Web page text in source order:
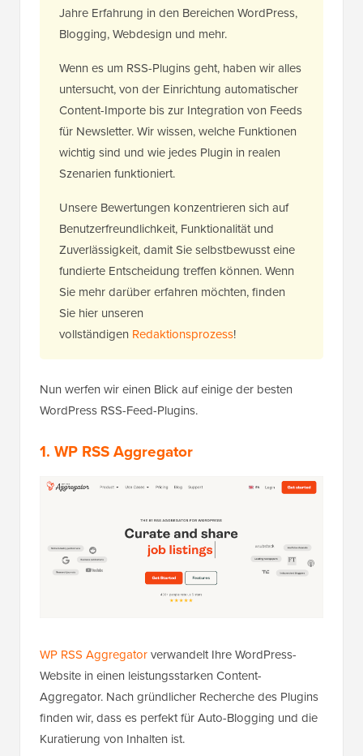
Jahre Erfahrung in den Bereichen WordPress,
Blogging, Webdesign und mehr.
Wenn es um RSS-Plugins geht, haben wir alles
untersucht, von der Einrichtung automatischer
Content-Importe bis zur Integration von Feeds
für Newsletter. Wir wissen, welche Funktionen
wichtig sind und wie jedes Plugin in realen
Szenarien funktioniert.
Unsere Bewertungen konzentrieren sich auf
Benutzerfreundlichkeit, Funktionalität und
Zuverlässigkeit, damit Sie selbstbewusst eine
fundierte Entscheidung treffen können. Wenn
Sie mehr darüber erfahren möchten, finden
Sie hier unseren
vollständigen Redaktionsprozess!
Nun werfen wir einen Blick auf einige der besten
WordPress RSS-Feed-Plugins.
1. WP RSS Aggregator
WP RSS Aggregatorverwandelt Ihre WordPress-
Website in einen leistungsstarken Content-
Aggregator. Nach gründlicher Recherche des Plugins
finden wir, dass es perfekt für Auto-Blogging und die
Kuratierung von Inhalten ist.